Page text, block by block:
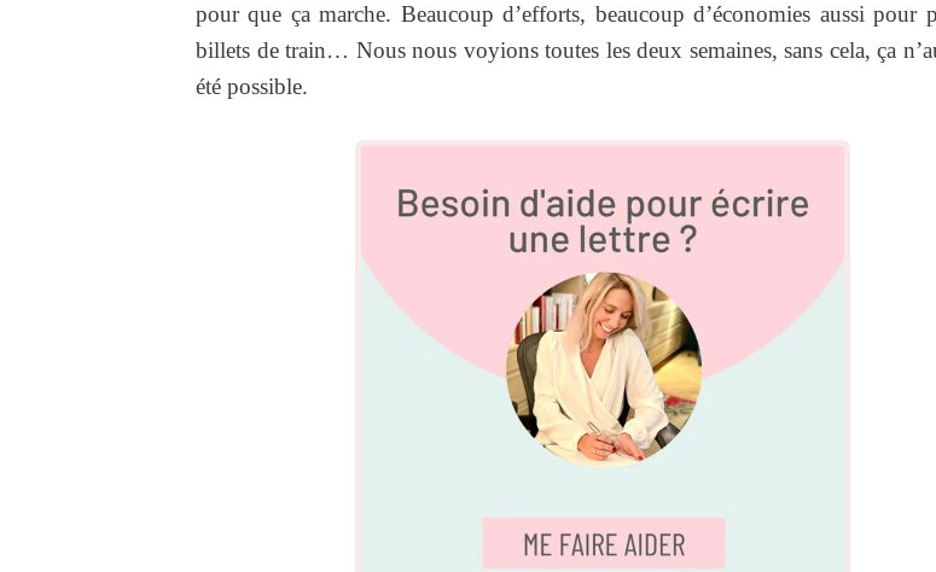
pour que ça marche. Beaucoup d’efforts, beaucoup d’économies aussi pour
billets de train… Nous nous voyions toutes les deux semaines, sans cela, ça
été possible.